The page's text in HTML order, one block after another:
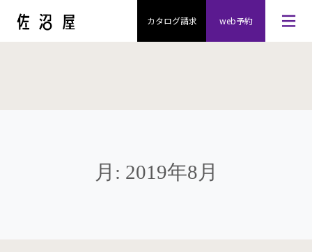
カタログ請求 web予約
月: 2019年8月